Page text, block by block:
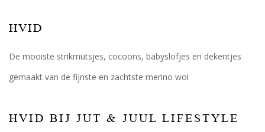
HVID
De mooiste strikmutsjes, cocoons, babyslofjes en dekentjes
gemaakt van de fijnste en zachtste merino wol
HVID BIJ JUT & JUUL LIFESTYLE